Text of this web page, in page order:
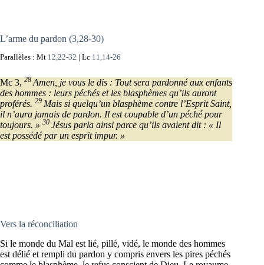
L’arme du pardon (3,28-30)
Parallèles : Mt 12,22-32 | Lc 11,14-26
Mc 3, 28Amen, je vous le dis : Tout sera pardonné aux enfants
des hommes : leurs péchés et les blasphèmes qu’ils auront
proférés. 29 Mais si quelqu’un blasphème contre l’Esprit Saint,
il n’aura jamais de pardon. Il est coupable d’un péché pour
toujours. » 30 Jésus parla ainsi parce qu’ils avaient dit : « Il
est possédé par un esprit impur. »
Vers la réconciliation
Si le monde du Mal est lié, pillé, vidé, le monde des hommes
est délié et rempli du pardon y compris envers les pires péchés